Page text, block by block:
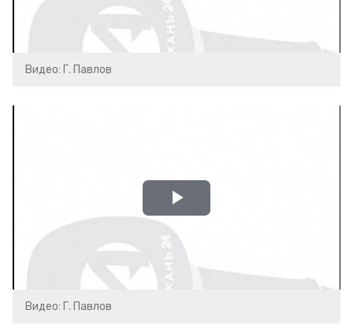
Video
Видео: Г. Павлов
Play
Video
Видео: Г. Павлов